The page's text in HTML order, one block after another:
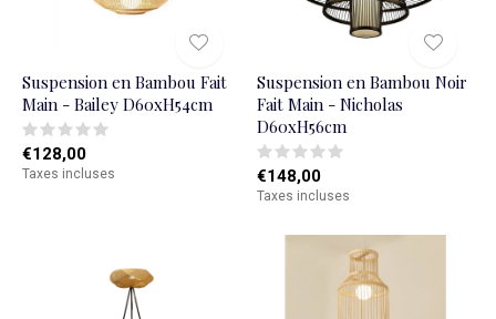
Suspension en Bambou Fait
Main - Bailey D60xH54cm
€128,00
Taxes incluses
Suspension en Bambou Noir
Fait Main - Nicholas
D60xH56cm
€148,00
Taxes incluses